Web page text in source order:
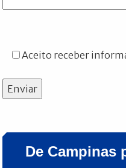
Aceito receber
Enviar
De Campinas